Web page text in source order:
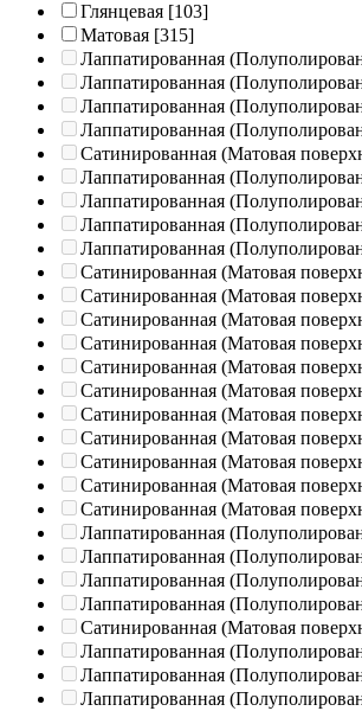
Глянцевая [103]
Матовая [315]
Лаппатированная
Лаппатированная
Лаппатированная
Лаппатированная
Сатинированная (Матовая
Лаппатированная
Лаппатированная
Лаппатированная
Лаппатированная
Сатинированная (Матовая
Сатинированная (Матовая
Сатинированная (Матовая
Сатинированная (Матовая
Сатинированная (Матовая
Сатинированная (Матовая
Сатинированная (Матовая
Сатинированная (Матовая
Сатинированная (Матовая
Сатинированная (Матовая
Сатинированная (Матовая
Лаппатированная
Лаппатированная
Лаппатированная
Лаппатированная
Сатинированная (Матовая
Лаппатированная
Лаппатированная
Лаппатированная